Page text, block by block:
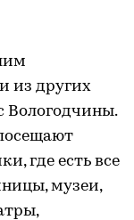
из других
Вологодчины.
где есть все
музеи,